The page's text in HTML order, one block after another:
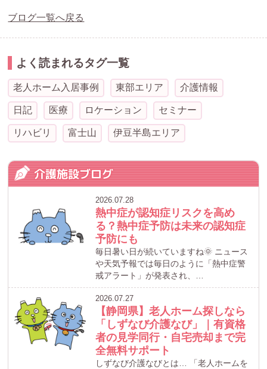
ブログ一覧へ戻る
よく読まれるタグ一覧
老人ホーム入居事例 東部エリア 介護情報
日記 医療 ロケーション セミナー
リハビリ 富士山 伊豆半島エリア
介護施設ブログ
2026.07.28
熱中症が認知症リスクを高め
る？熱中症予防は未来の認知症
予防にも
毎日暑い日が続いていますね🌞 ニュース
や天気予報では毎日のように「熱中症警
戒アラート」が発表され、…
2026.07.27
【静岡県】老人ホーム探しなら
「しずなび介護なび」｜有資格
者の見学同行・自宅売却まで完
全無料サポート
しずなび介護なびとは… 「老人ホームを